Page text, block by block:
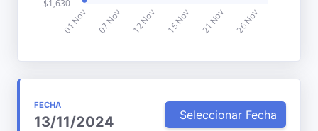
FECHA
13/11/2024 Seleccionar Fecha